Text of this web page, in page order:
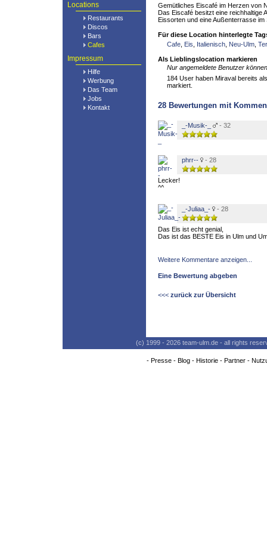
Locations
Restaurants
Discos
Bars
Cafes
Impressum
Hilfe
Werbung
Das Team
Jobs
Kontakt
Gemütliches Eiscafé im Herzen von
Das Eiscafé besitzt eine reichhaltige
Eissorten und eine Außenterrasse im
Für diese Location hinterlegte
Cafe Eis Italienisch Neu-Ulm
Als Lieblingslocation markieren
Nur angemeldete Benutzer
184 User haben Miraval bereits
markiert.
28 Bewertungen mit
_-Musik-_ - 32
phrr-- - 28
Lecker!
^^
_-Juliaa_- - 28
Das Eis ist echt genial,
Das ist das BESTE Eis in Ulm und
Weitere Kommentare anzeigen...
Eine Bewertung abgeben
<<< zurück zur Übersicht
(c) 1999 - 2026 team-ulm.de - all rights
- Presse- Blog- Historie- Partner-